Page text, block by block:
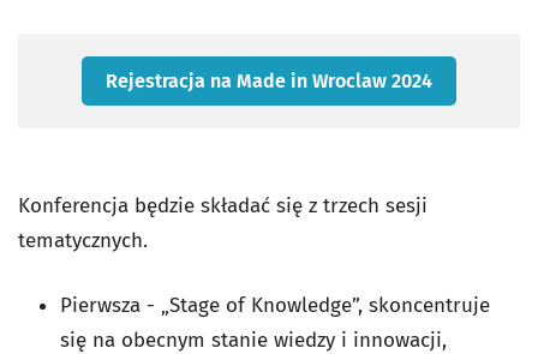
Rejestracja na Made in Wroclaw 2024
Konferencja będzie składać się z trzech sesji
tematycznych.
Pierwsza - „Stage of Knowledge”, skoncentruje
się na obecnym stanie wiedzy i innowacji,